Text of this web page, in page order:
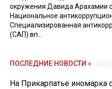
окружения Давида Арахамии
Национальное
Специализированная
(САП) вп...
ПОСЛЕДНИЕ НОВОСТИ »
На Прикарпатье иномарка